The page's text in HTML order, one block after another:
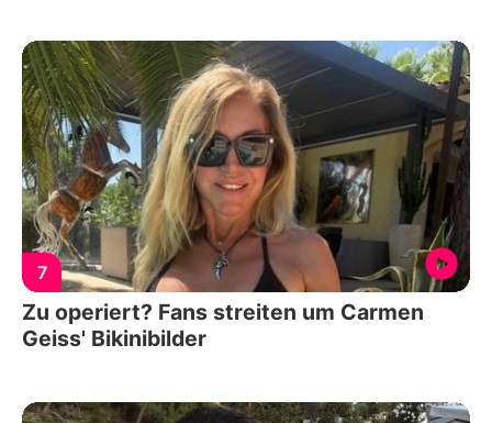
7
Zu operiert? Fans streiten um Carmen
Geiss' Bikinibilder